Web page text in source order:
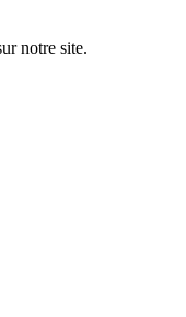
notre site.